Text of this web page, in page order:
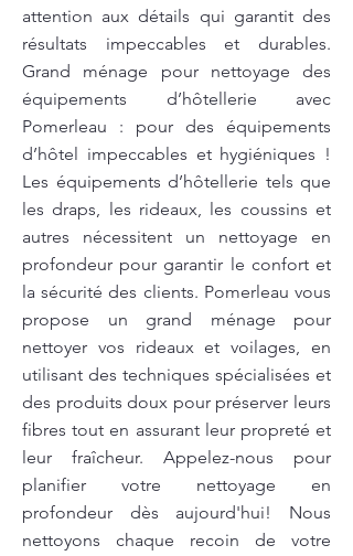
attention aux détails qui garantit des
résultats impeccables et durables.
Grand ménage pour nettoyage des
équipements d’hôtellerie avec
Pomerleau : pour des équipements
d’hôtel impeccables et hygiéniques !
Les équipements d’hôtellerie tels que
les draps, les rideaux, les coussins et
autres nécessitent un nettoyage en
profondeur pour garantir le confort et
la sécurité des clients. Pomerleau vous
propose un grand ménage pour
nettoyer vos rideaux et voilages, en
utilisant des techniques spécialisées et
des produits doux pour préserver leurs
fibres tout en assurant leur propreté et
leur fraîcheur. Appelez-nous pour
planifier votre nettoyage en
profondeur dès aujourd'hui! Nous
nettoyons chaque recoin de votre